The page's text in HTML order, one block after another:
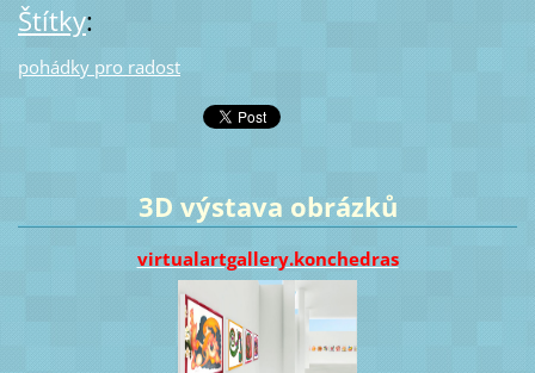
Štítky:
pohádky pro radost
3D výstava obrázků
virtualartgallery.konchedras